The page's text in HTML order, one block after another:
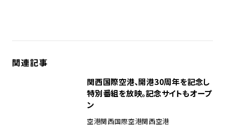
関連記事
関西国際空港、開港30周年を記念し
特別番組を放映。記念サイトもオープ
ン
空港関西国際空港関西空港